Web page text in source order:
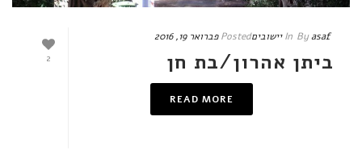
2
Byasaf
In יישוביםPosted פברואר 19, 2016
ביתן אהרון/בת חן
READ MORE